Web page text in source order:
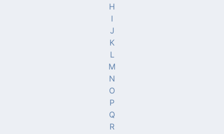
H
I
J
K
L
M
N
O
P
Q
R